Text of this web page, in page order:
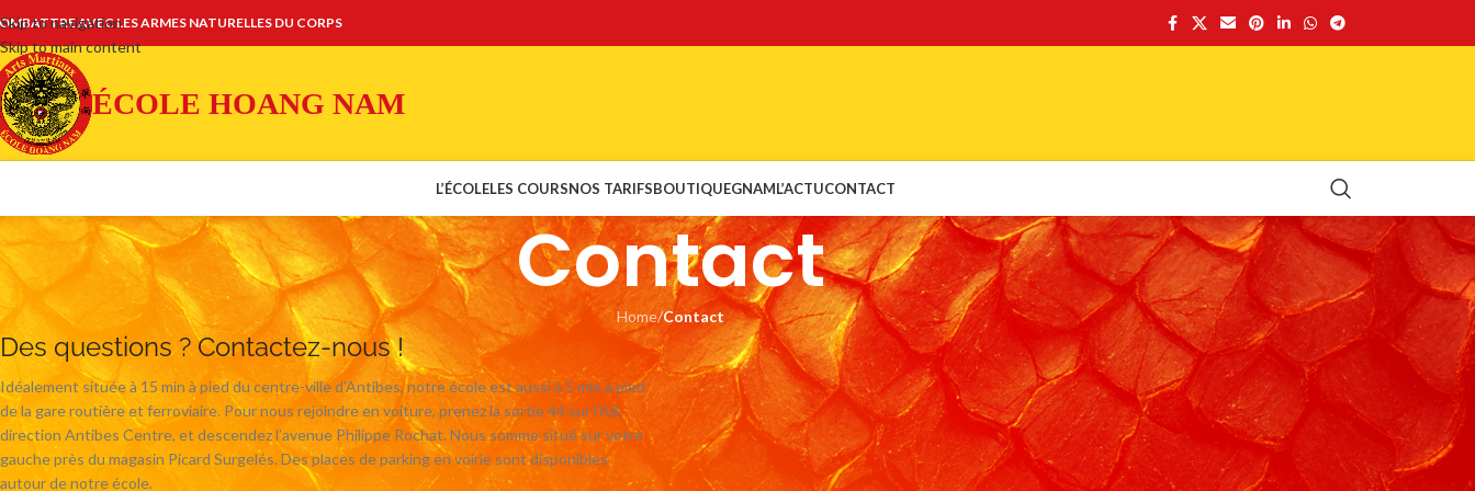
Skip to navigation
Skip to main content
AVEC LES ARMES NATURELLES DU CORPS
ÉCOLE HOANG NAM
L’ÉCOLELES COURSNOS TARIFSBOUTIQUEGNAML’ACTUCONTACT
Contact
Home/Contact
Des questions ? Contactez-nous !
Idéalement située à 15 min à pied du centre-ville d’Antibes, notre école est aussi à 5 min à pied
de la gare routière et ferroviaire. Pour nous rejoindre en voiture, prenez la sortie 44 sur l’A8,
direction Antibes Centre, et descendez l’avenue Philippe Rochat. Nous somme situé sur votre
gauche près du magasin Picard Surgelés. Des places de parking en voirie sont disponibles
autour de notre école.